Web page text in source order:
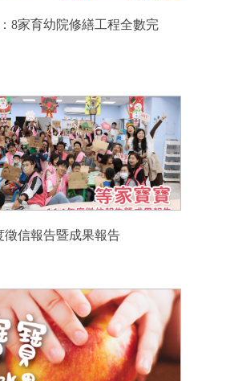
8家育幼院修繕工程全數完
徵信報告暨成果報告